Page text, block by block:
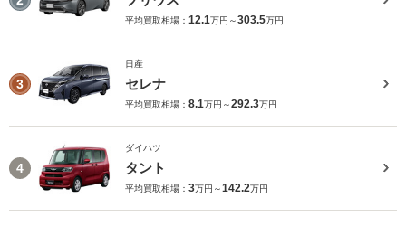
平均買取相場： 12.1万円～303.5万円
3
日産
セレナ
平均買取相場： 8.1万円～292.3万円
4
ダイハツ
タント
平均買取相場： 3万円～142.2万円